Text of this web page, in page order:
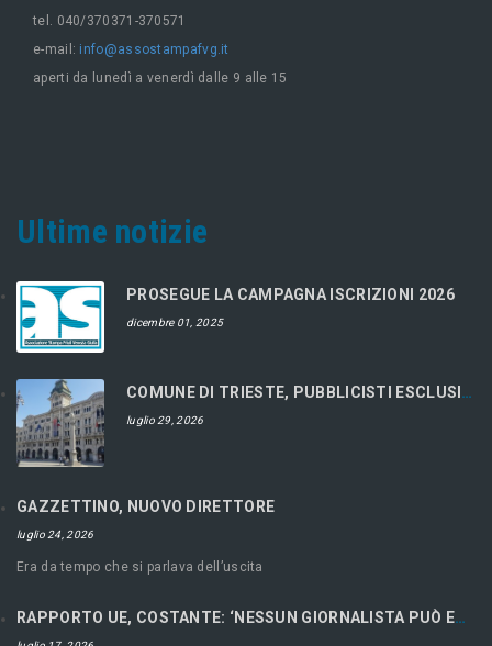
tel. 040/370371-370571
e-mail: info@assostampafvg.it
aperti da lunedì a venerdì dalle 9 alle 15
Ultime notizie
PROSEGUE LA CAMPAGNA ISCRIZIONI 2026
dicembre 01, 2025
COMUNE DI TRIESTE, PUBBLICISTI ESCLUSI DAL CONCORSO
luglio 29, 2026
GAZZETTINO, NUOVO DIRETTORE
luglio 24, 2026
Era da tempo che si parlava dell’uscita
RAPPORTO UE, COSTANTE: ‘NESSUN GIORNALISTA PUÒ ESSERE LIBERO SE ECONOMICAMENTE RICATTABILE’